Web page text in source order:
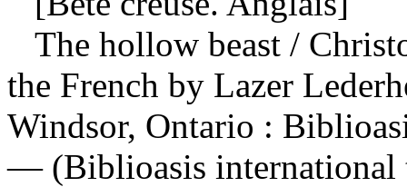
The hollow beast /
the French by Lazer
Windsor, Ontario :
— (Biblioasis international